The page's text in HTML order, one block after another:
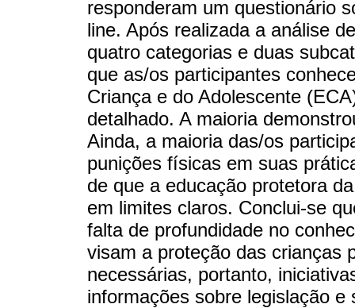
responderam um questionário
line. Após realizada a análise
quatro categorias e duas
que as/os participantes
Criança e do Adolescente
detalhado. A maioria
Ainda, a maioria das/os
punições físicas em suas
de que a educação protetora
em limites claros. Conclui-se
falta de profundidade no
visam a proteção das crianças
necessárias, portanto,
informações sobre legislação